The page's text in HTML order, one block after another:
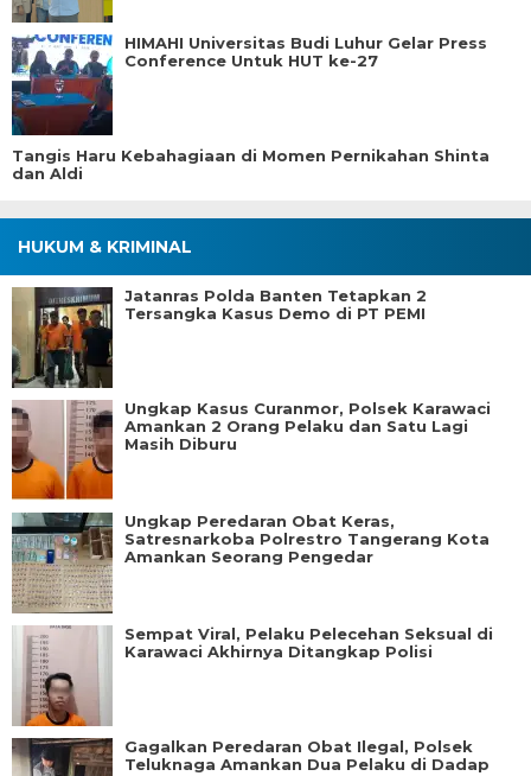
HIMAHI Universitas Budi Luhur Gelar Press
Conference Untuk HUT ke-27
Tangis Haru Kebahagiaan di Momen Pernikahan Shinta
dan Aldi
HUKUM & KRIMINAL
Jatanras Polda Banten Tetapkan 2
Tersangka Kasus Demo di PT PEMI
Ungkap Kasus Curanmor, Polsek Karawaci
Amankan 2 Orang Pelaku dan Satu Lagi
Masih Diburu
Ungkap Peredaran Obat Keras,
Satresnarkoba Polrestro Tangerang Kota
Amankan Seorang Pengedar
Sempat Viral, Pelaku Pelecehan Seksual di
Karawaci Akhirnya Ditangkap Polisi
Gagalkan Peredaran Obat Ilegal, Polsek
Teluknaga Amankan Dua Pelaku di Dadap